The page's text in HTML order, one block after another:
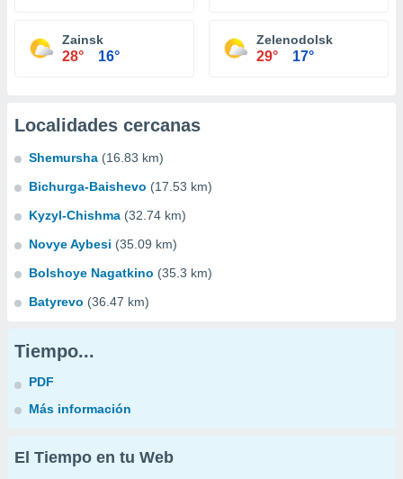
Zainsk
28° 16°
Zelenodolsk
29° 17°
Localidades cercanas
Shemursha (16.83 km)
Bichurga-Baishevo (17.53 km)
Kyzyl-Chishma (32.74 km)
Novye Aybesi (35.09 km)
Bolshoye Nagatkino (35.3 km)
Batyrevo (36.47 km)
Tiempo...
PDF
Más información
El Tiempo en tu Web